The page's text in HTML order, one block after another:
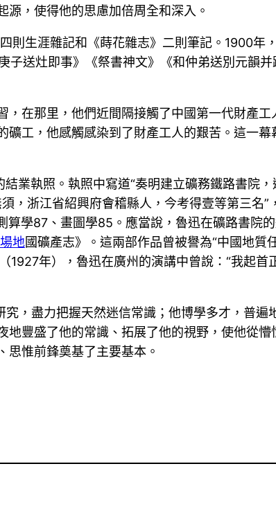
源，使得他的思慮加倍周全和深入。
則生涯雜記和《蒔花雜志》二則筆記。1900年
送灶即事》《祭書神文》《和仲弟送別元韻
在那里，他們近間隔接觸了中國第一代財產工
工，他感觸感染到了財產工人的艱苦。這一
業執照。執照中寫道“奏明建立礦務鐵路書院
浙江省紹興府會稽縣人，今考得壹等第三名”
學87、畫圖學85。應當說，魯迅在礦路書院
地國礦產志》。這兩部作品曾被譽為“中國地質
1927年），魯迅在廣州的演講中曾說：“我起首
，盡力把握天然迷信常識；他博學多才，普遍
豐盛了他的常識、拓展了他的視野，使他從懵
惟前鋒奠基了主要基本。